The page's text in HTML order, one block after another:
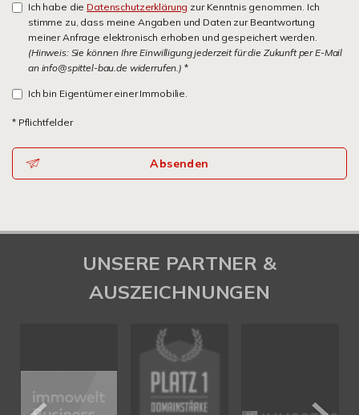
Ich habe die Datenschutzerklärung zur Kenntnis genommen. Ich
stimme zu, dass meine Angaben und Daten zur Beantwortung
meiner Anfrage elektronisch erhoben und gespeichert werden.
(Hinweis: Sie können Ihre Einwilligung jederzeit für die Zukunft per E-Mail
an info@spittel-bau.de widerrufen.) *
Ich bin Eigentümer einer Immobilie.
* Pflichtfelder
Absenden
UNSERE PARTNER &
AUSZEICHNUNGEN